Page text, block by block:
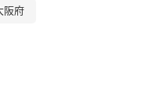
阪府